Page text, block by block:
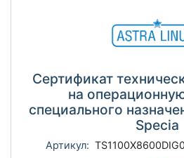
Сертификат
на
специального
Specia
Артикул: